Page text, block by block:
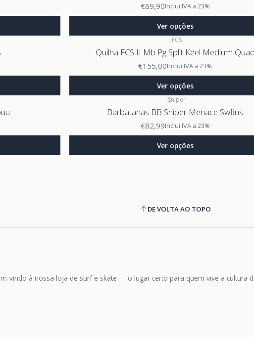
€69,90Inclui IVA a 23%
Ver opções
| FCS
Quilha FCS II Mb Pg Split Keel Medium Quad
€155,00Inclui IVA a 23%
Ver opções
| Sniper
Barbatanas BB Sniper Menace Swfins
€82,99Inclui IVA a 23%
Ver opções
DE VOLTA AO TOPO
vindo à nossa loja de surf e skate — o lugar certo para quem vive a cultura